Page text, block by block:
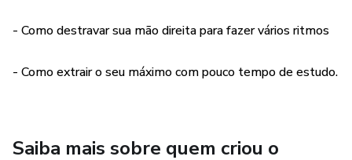
- Como destravar sua mão direita para fazer vários ritmos
- Como extrair o seu máximo com pouco tempo de estudo.
Saiba mais sobre quem criou o